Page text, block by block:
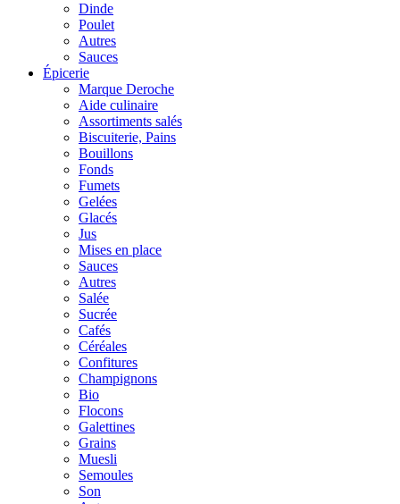
Dinde
Poulet
Autres
Sauces
Épicerie
Marque Deroche
Aide culinaire
Assortiments salés
Biscuiterie, Pains
Bouillons
Fonds
Fumets
Gelées
Glacés
Jus
Mises en place
Sauces
Autres
Salée
Sucrée
Cafés
Céréales
Confitures
Champignons
Bio
Flocons
Galettines
Grains
Muesli
Semoules
Son